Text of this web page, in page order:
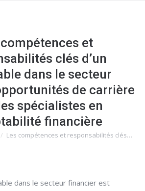
et
clés d’un
dans le secteur
de carrière
spécialistes en
financière
Les compétences et responsabilités clés…
dans le secteur financier est